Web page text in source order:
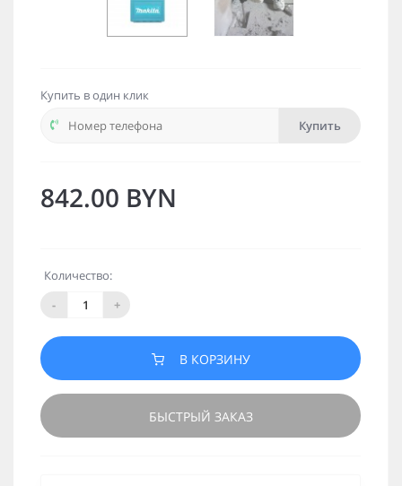
Купить в один клик
Купить
842.00 BYN
Количество:
-
+
В КОРЗИНУ
БЫСТРЫЙ ЗАКАЗ